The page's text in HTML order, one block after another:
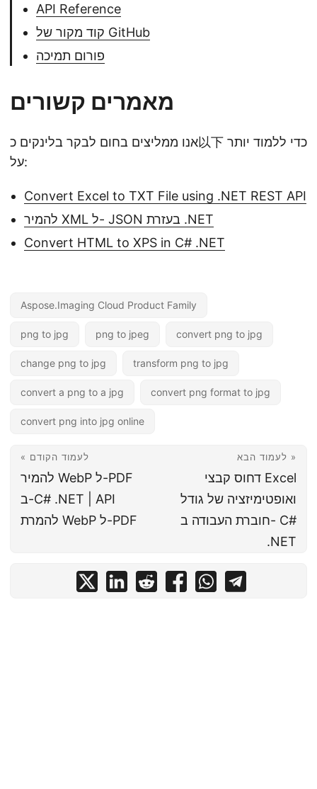
API Reference
קוד מקור של GitHub
פורום תמיכה
מאמרים קשורים
אנו ממליצים בחום לבקר בלינקים כ以下 כדי ללמוד יותר
על:
Convert Excel to TXT File using .NET REST API
להמיר XML ל- JSON בעזרת .NET
Convert HTML to XPS in C# .NET
Aspose.Imaging Cloud Product Family
png to jpg png to jpeg convert png to jpg
change png to jpg transform png to jpg
convert a png to a jpg convert png format to jpg
convert png into jpg online
« לעמוד הקודם
להמיר WebP ל-PDF
ב-C# .NET | API
להמרת WebP ל-PDF
לעמוד הבא »
דחוס קבצי Excel
ואופטימיזציה של גודל
חוברת העבודה ב- C#
.NET